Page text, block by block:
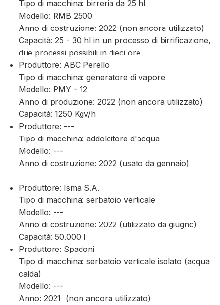
Tipo di macchina: birreria da 25 hl
Modello: RMB 2500
Anno di costruzione: 2022 (non ancora utilizzato)
Capacità: 25 - 30 hl in un processo di birrificazione,
due processi possibili in dieci ore
Produttore: ABC Perello
Tipo di macchina: generatore di vapore
Modello: PMY - 12
Anno di produzione: 2022 (non ancora utilizzato)
Capacità: 1250 Kgv/h
Produttore: ---
Tipo di macchina: addolcitore d'acqua
Modello: ---
Anno di costruzione: 2022 (usato da gennaio)
Produttore: Isma S.A.
Tipo di macchina: serbatoio verticale
Modello: ---
Anno di costruzione: 2022 (utilizzato da giugno)
Capacità: 50.000 l
Produttore: Spadoni
Tipo di macchina: serbatoio verticale isolato (acqua
calda)
Modello: ---
Anno: 2021 (non ancora utilizzato)